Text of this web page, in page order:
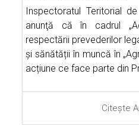
Inspectoratul Teritorial
anunţă că în cadrul
respectării prevederilor
și sănătății în muncă în
acțiune ce face parte din
Citește